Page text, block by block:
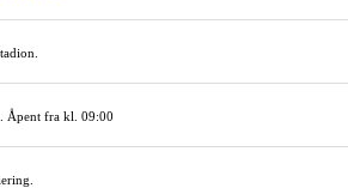
Åpent fra kl. 09:00